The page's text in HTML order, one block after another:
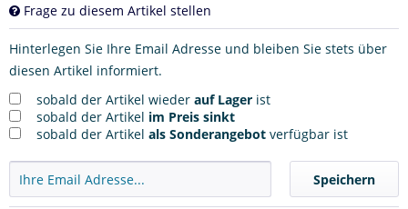
Frage zu diesem Artikel stellen
Hinterlegen Sie Ihre Email Adresse und bleiben Sie stets über
diesen Artikel informiert.
sobald der Artikel wieder auf Lager ist
sobald der Artikel im Preis sinkt
sobald der Artikel als Sonderangebot verfügbar ist
Speichern